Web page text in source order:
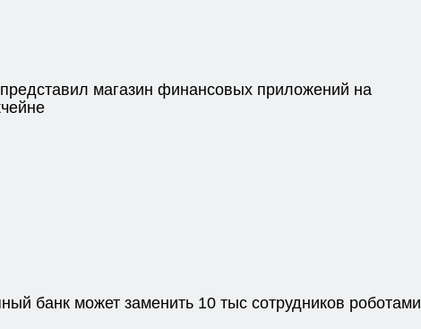
магазин финансовых приложений на
банк может заменить 10 тыс сотрудников роботами